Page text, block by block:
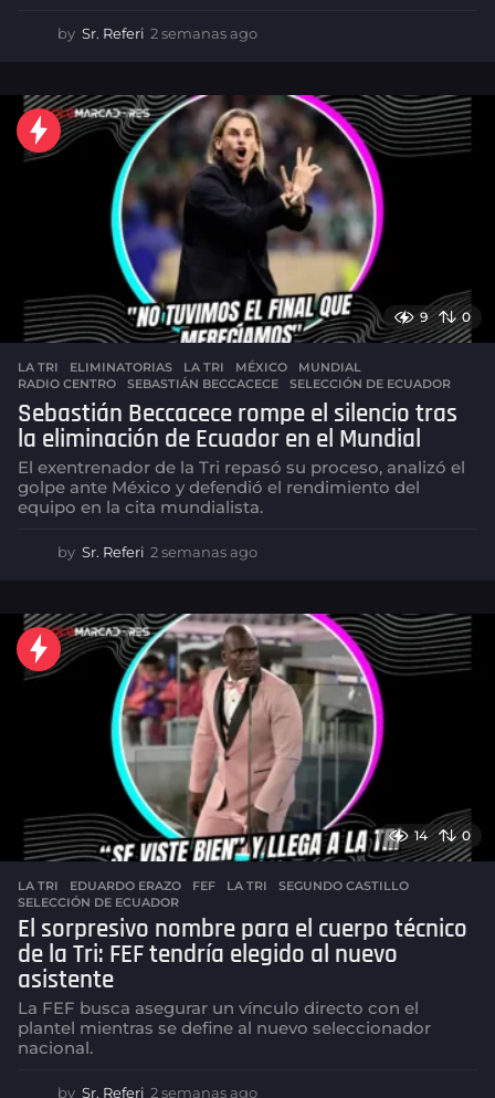
by Sr. Referi 2 semanas ago
m
a
n
a
s
o
9 0
LA TRI ELIMINATORIAS ,LA TRI ,MÉXICO ,MUNDIAL
RADIO CENTRO
,SEBASTIÁN BECCACECE ,SELECCIÓN DE ECUADOR
Sebastián Beccacece rompe el silencio tras
la eliminación de Ecuador en el Mundial
El exentrenador de la Tri repasó su proceso, analizó el
golpe ante México y defendió el rendimiento del
equipo en la cita mundialista.
by Sr. Referi 2 semanas ago
m
a
n
a
s
a
o
14 0
LA TRI EDUARDO ERAZO ,FEF ,LA TRI ,SEGUNDO CASTILLO
SELECCIÓN DE ECUADOR
El sorpresivo nombre para el cuerpo técnico
de la Tri: FEF tendría elegido al nuevo
asistente
La FEF busca asegurar un vínculo directo con el
plantel mientras se define al nuevo seleccionador
nacional.
by Sr. Referi 2 semanas ago